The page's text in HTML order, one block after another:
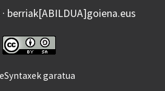
berriak[ABILDUA]goiena.eus
garatua